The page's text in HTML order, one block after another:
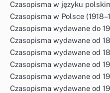
Czasopisma w języku
Czasopisma w Polsce
Czasopisma wydawane do
Czasopisma wydawane od
Czasopisma wydawane od
Czasopisma wydawane od
Czasopisma wydawane od
Czasopisma wydawane od